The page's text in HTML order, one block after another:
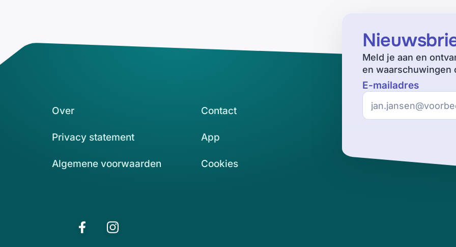
Meld je aan en
en waarschuwingen
E-mailadres
Over Contact
Privacy statement App
Algemene voorwaarden Cookies